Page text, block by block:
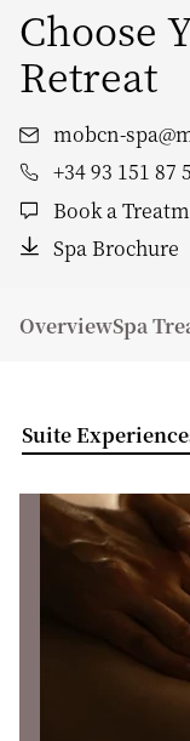
Choose
Retreat
mobcn-
+34 93 151 87
Book a
Spa Brochure
OverviewSpa
Suite